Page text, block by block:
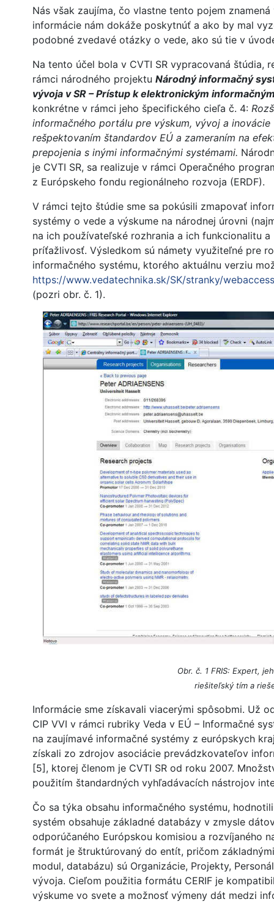
Nás však zaujíma, čo vlastne tento pojem
informácie nám dokáže poskytnúť a ako by mal
podobné zvedavé otázky o vede, ako sú tie v
Na tento účel bola v CVTI SR vypracovaná štúdia,
rámci národného projektu Národný informačný
vývoja v SR – Prístup k elektronickým
konkrétne v rámci jeho špecifického cieľa č. 4:
informačného portálu pre výskum, vývoj a
rešpektovaním štandardov EÚ a zameraním na
prepojenia s inými informačnými systémami.
je CVTI SR, sa realizuje v rámci Operačného
z Európskeho fondu regionálneho rozvoja (ERDF).
V rámci tejto štúdie sme sa pokúsili zmapovať
systémy o vede a výskume na národnej úrovni
na ich používateľské rozhrania a ich funkcionalitu
príťažlivosť. Výsledkom sú námety využiteľné pre
informačného systému, ktorého aktuálnu verziu
https://www.vedatechnika.sk/SK/stranky/
(pozri obr. č. 1).
Obr. č. 1 FRIS: Expert,
riešiteľský tím a
Informácie sme získavali viacerými spôsobmi. Už
CIP VVI v rámci rubriky Veda v EÚ – Informačné
na zaujímavé informačné systémy z európskych
získali zo zdrojov asociácie prevádzkovateľov
[5], ktorej členom je CVTI SR od roku 2007.
použitím štandardných vyhľadávacích nástrojov
Čo sa týka obsahu informačného systému,
systém obsahuje základné databázy v zmysle
odporúčaného Európskou komisiou a rozvíjaného
formát je štruktúrovaný do entít, pričom
modul, databázu) sú Organizácie, Projekty,
vývoja. Cieľom použitia formátu CERIF je
výskume vo svete a možnosť výmeny dát medzi